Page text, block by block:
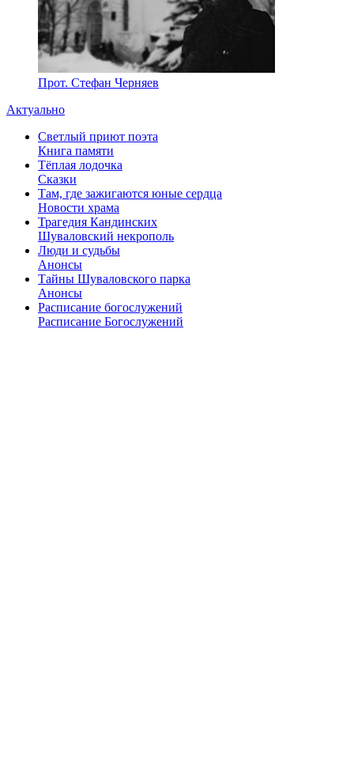
Прот. Стефан Черняев
Актуально
Светлый приют поэта
Книга памяти
Тёплая лодочка
Сказки
Там, где зажигаются юные сердца
Новости храма
Трагедия Кандинских
Шуваловский некрополь
Люди и судьбы
Анонсы
Тайны Шуваловского парка
Анонсы
Расписание богослужений
Расписание Богослужений